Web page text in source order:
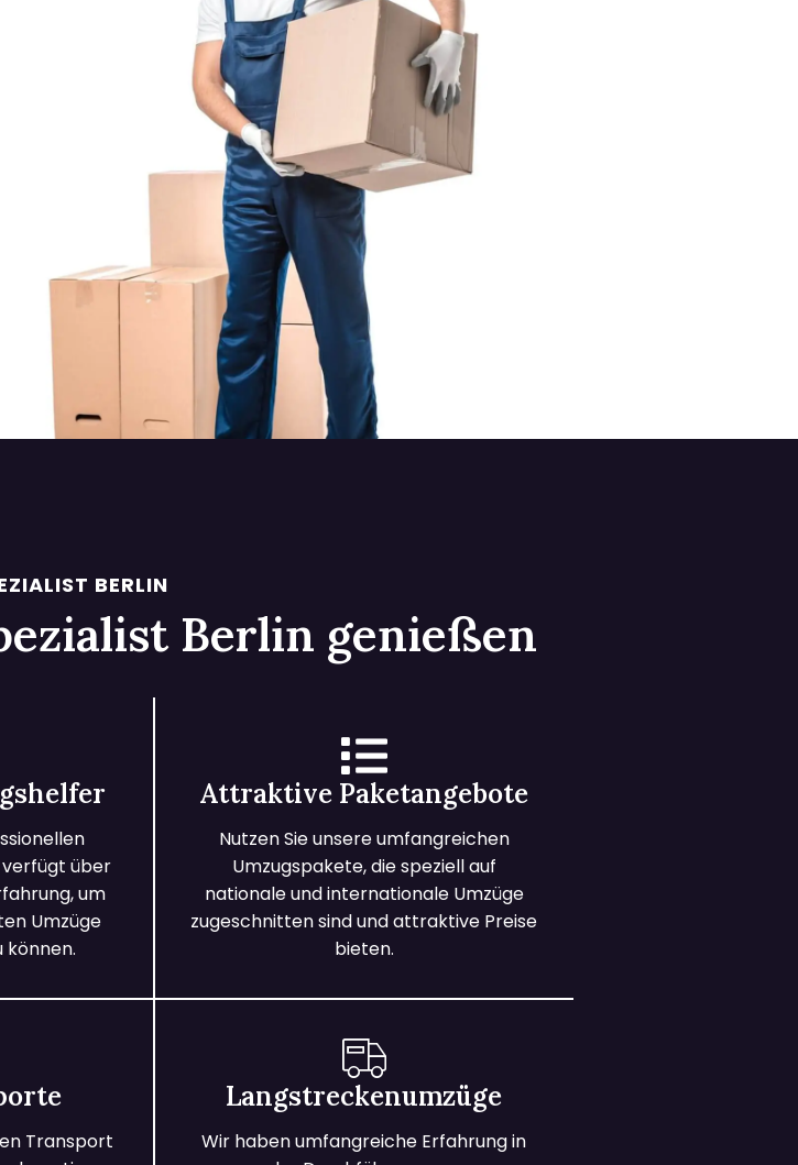
BERLIN
Berlin genießen
verfügt über
um
Umzüge
können.
Attraktive Paketangebote
Nutzen Sie unsere umfangreichen
Umzugspakete, die speziell auf
nationale und internationale Umzüge
zugeschnitten sind und attraktive Preise
bieten.
Transport
Langstreckenumzüge
Wir haben umfangreiche Erfahrung in